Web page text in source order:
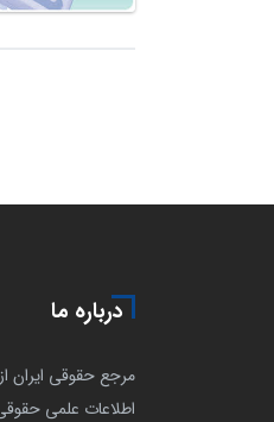
درباره ما
اطلاعات علمی